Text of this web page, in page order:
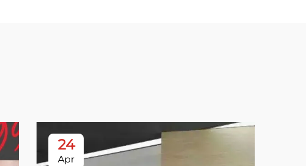
24
Apr